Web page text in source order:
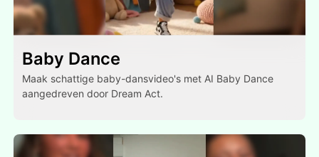
Baby Dance
Maak schattige baby-dansvideo's met AI Baby Dance
aangedreven door Dream Act.